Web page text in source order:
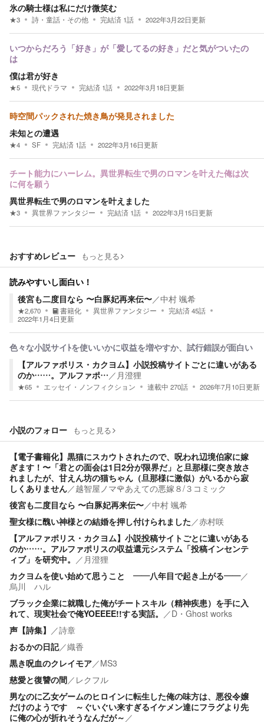
氷の騎士様は私にだけ微笑む
★3 詩・童話・その他 完結済 1話 2022年3月22日更新
いつからだろう「好き」が「愛してるの好き」だと気がついたの
は
僕は君が好き
★5 現代ドラマ 完結済 1話 2022年3月18日更新
時空間パックされた焼き鳥が発見されました
未知との遭遇
★4 SF 完結済 1話 2022年3月16日更新
チート能力にハーレム。異世界転生で男のロマンを叶えた俺は次
に何を願う
異世界転生で男のロマンを叶えました
★3 異世界ファンタジー 完結済 1話 2022年3月15日更新
おすすめレビュー もっと見る
読みやすいし面白い！
後宮も二度目なら 〜白豚妃再来伝〜／中村 颯希
★2,670 書籍化 異世界ファンタジー 完結済 45話
2022年1月4日更新
色々な小説サイﾄを使いいかに収益を増やすか、試行錯誤が面白い
【アルファポリス・カクヨム】小説投稿サイトごとに違いがある
のか……。アルファポ…／ 月澄狸
★65 エッセイ・ノンフィクション 連載中 270話 2026年7月10日更新
小説のフォロー もっと見る
【電子書籍化】黒猫にスカウトされたので、呪われ辺境伯家に嫁
ぎます！〜「君との面会は1日2分が限界だ」と旦那様に突き放さ
れましたが、甘えん坊の猫ちゃん（旦那様に激似）がいるから寂
しくありません／越智屋ノマ🌹あえての悪嫁８/３コミック
後宮も二度目なら 〜白豚妃再来伝〜／中村 颯希
聖女様に醜い神様との結婚を押し付けられました／赤村咲
【アルファポリス・カクヨム】小説投稿サイトごとに違いがある
のか……。アルファポリスの収益還元システム「投稿インセンテ
ィブ」を研究中。 ／ 月澄狸
カクヨムを使い始めて思うこと ――八年目で起き上がる――／
烏川 ハル
ブラック企業に就職した俺がチートスキル（精神疾患）を手に入
れて、現実社会で俺YOEEEE!!する実話。 ／D・Ghost works
声【詩集】 ／詩章
おるかの日記／織香
黒き呪血のクレイモア／MS3
慈愛と復讐の間／ レクフル
男なのに乙女ゲームのヒロインに転生した俺の味方は、悪役令嬢
だけのようです ～ぐいぐい来すぎるイケメン達にフラグより先
に俺の心が折れそうなんだが～ ／